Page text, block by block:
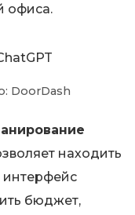
офиса.
DoorDash
находить
интерфейс
бюджет,